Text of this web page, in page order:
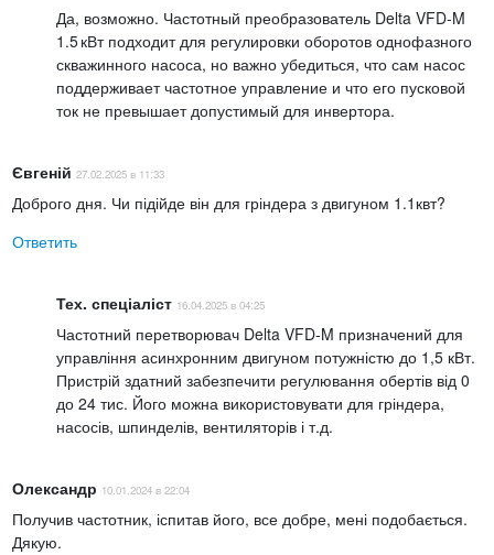
Да, возможно. Частотный преобразователь Delta VFD-M
1.5 кВт подходит для регулировки оборотов однофазного
скважинного насоса, но важно убедиться, что сам насос
поддерживает частотное управление и что его пусковой
ток не превышает допустимый для инвертора.
Євгеній 27.02.2025 в 11:33
Доброго дня. Чи підійде він для гріндера з двигуном 1.1квт?
Ответить
Тех. спеціаліст 16.04.2025 в 04:25
Частотний перетворювач Delta VFD-M призначений для
управління асинхронним двигуном потужністю до 1,5 кВт.
Пристрій здатний забезпечити регулювання обертів від 0
до 24 тис. Його можна використовувати для гріндера,
насосів, шпинделів, вентиляторів і т.д.
Олександр 10.01.2024 в 22:04
Получив частотник, іспитав його, все добре, мені подобається.
Дякую.